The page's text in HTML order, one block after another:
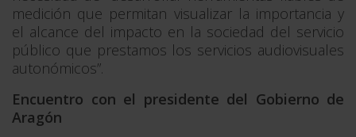
medición que permitan visualizar la importancia y
el alcance del impacto en la sociedad del servicio
público que prestamos los servicios audiovisuales
autonómicos”.
Encuentro con el presidente del Gobierno de
Aragón